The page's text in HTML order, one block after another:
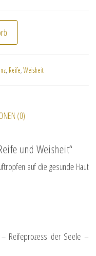
Menge
, Reife, Weisheit
(0)
und Weisheit“
auf die gesunde Haut
– Reifeprozess der Seele –